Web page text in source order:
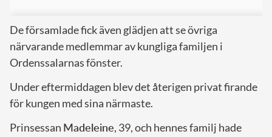
De församlade fick även glädjen att se övriga
närvarande medlemmar av kungliga familjen i
Ordenssalarnas fönster.
Under eftermiddagen blev det återigen privat firande
för kungen med sina närmaste.
Prinsessan Madeleine, 39, och hennes familj hade